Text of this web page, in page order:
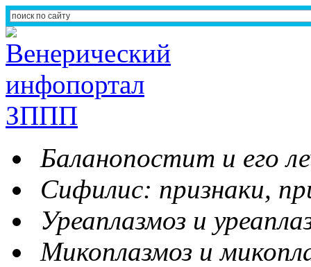
Баланопостит и его
Сифилис: признаки,
Уреаплазмоз и
Микоплазмоз и